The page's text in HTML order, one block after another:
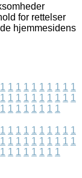
for rettelser
hjemmesidens
1 1 1 1 1 1 1 1 1 1
1 1 1 1 1 1 1 1 1 1
1 1 1 1 1 1 1 1
1 1 1 1 1 1 1 1 1 1
1 1 1 1 1 1 1 1 1 1
1 1 1 1 1 1 1 1